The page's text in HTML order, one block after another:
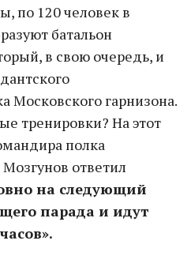
по 120 человек в
батальон
в свою очередь, и
Московского гарнизона.
тренировки? На этот
полка
ответил
на следующий
парада и идут